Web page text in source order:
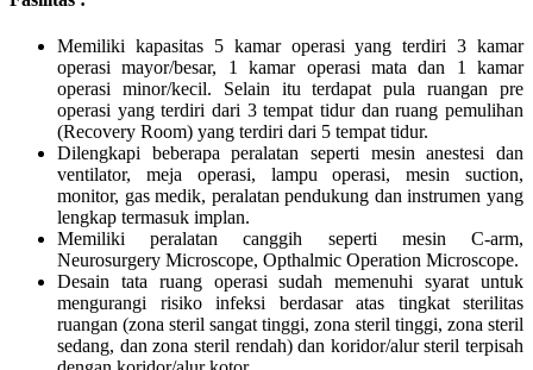
Memiliki kapasitas 5 kamar operasi yang terdiri 3 kamar
operasi mayor/besar, 1 kamar operasi mata dan 1 kamar
operasi minor/kecil. Selain itu terdapat pula ruangan pre
operasi yang terdiri dari 3 tempat tidur dan ruang pemulihan
(Recovery Room) yang terdiri dari 5 tempat tidur.
Dilengkapi beberapa peralatan seperti mesin anestesi dan
ventilator, meja operasi, lampu operasi, mesin suction,
monitor, gas medik, peralatan pendukung dan instrumen yang
lengkap termasuk implan.
Memiliki peralatan canggih seperti mesin C-arm,
Neurosurgery Microscope, Opthalmic Operation Microscope.
Desain tata ruang operasi sudah memenuhi syarat untuk
mengurangi risiko infeksi berdasar atas tingkat sterilitas
ruangan (zona steril sangat tinggi, zona steril tinggi, zona steril
sedang, dan zona steril rendah) dan koridor/alur steril terpisah